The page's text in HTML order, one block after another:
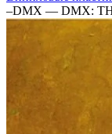
–DMX — DMX: